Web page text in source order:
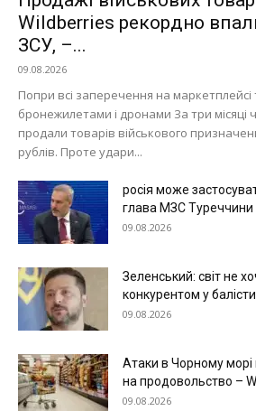
Wildberries рекордно
ЗСУ, –...
09.08.2026
Попри всі заперечення на маркетплейсі
бронежилетами і дронами За три місяці
продали товарів військового
рублів. Проте удари...
росія може
глава МЗС Туреччини
09.08.2026
Зеленський: світ не
конкурентом у
09.08.2026
Атаки в Чорному морі
на продовольство –
09.08.2026